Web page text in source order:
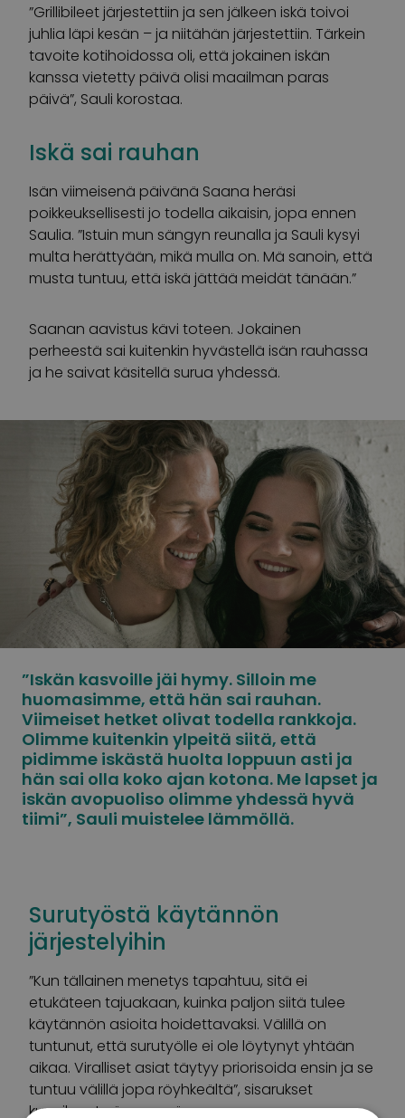
”Grillibileet järjestettiin ja sen jälkeen iskä toivoi
juhlia läpi kesän – ja niitähän järjestettiin. Tärkein
tavoite kotihoidossa oli, että jokainen iskän
kanssa vietetty päivä olisi maailman paras
päivä”, Sauli korostaa.
Iskä sai rauhan
Isän viimeisenä päivänä Saana heräsi
poikkeuksellisesti jo todella aikaisin, jopa ennen
Saulia. ”Istuin mun sängyn reunalla ja Sauli kysyi
multa herättyään, mikä mulla on. Mä sanoin, että
musta tuntuu, että iskä jättää meidät tänään.”
Saanan aavistus kävi toteen. Jokainen
perheestä sai kuitenkin hyvästellä isän rauhassa
ja he saivat käsitellä surua yhdessä.
”Iskän kasvoille jäi hymy. Silloin me
huomasimme, että hän sai rauhan.
Viimeiset hetket olivat todella rankkoja.
Olimme kuitenkin ylpeitä siitä, että
pidimme iskästä huolta loppuun asti ja
hän sai olla koko ajan kotona. Me lapset ja
iskän avopuoliso olimme yhdessä hyvä
tiimi”, Sauli muistelee lämmöllä.
Surutyöstä käytännön
järjestelyihin
”Kun tällainen menetys tapahtuu, sitä ei
etukäteen tajuakaan, kuinka paljon siitä tulee
käytännön asioita hoidettavaksi. Välillä on
tuntunut, että surutyölle ei ole löytynyt yhtään
aikaa. Viralliset asiat täytyy priorisoida ensin ja se
tuntuu välillä jopa röyhkeältä”, sisarukset
kuvailevat väsyneenä.